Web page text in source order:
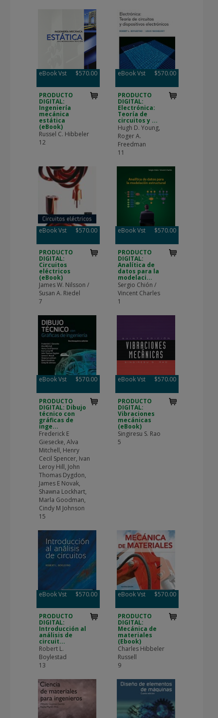
eBook Vst $570.00
PRODUCTO
DIGITAL:
Ingeniería
mecánica
estática
(eBook)
Russel C. Hibbeler
12
eBook Vst $570.00
PRODUCTO
DIGITAL:
Electrónica:
Teoría de
circuitos y ...
Hugh D. Young,
Roger A.
Freedman
11
eBook Vst $570.00
PRODUCTO
DIGITAL:
Circuitos
eléctricos
(eBook)
James W. Nilsson /
Susan A. Riedel
7
eBook Vst $570.00
PRODUCTO
DIGITAL:
Analítica de
datos para la
modelaci...
Sergio Chión /
Vincent Charles
1
eBook Vst $570.00
PRODUCTO
DIGITAL: Dibujo
técnico con
gráficas de
inge...
Frederick E
Giesecke, Alva
Mitchell, Henry
Cecil Spencer, Ivan
Leroy Hill, John
Thomas Dygdon,
James E Novak,
Shawna Lockhart,
Marla Goodman,
Cindy M Johnson
15
eBook Vst $570.00
PRODUCTO
DIGITAL:
Vibraciones
mecánicas
(eBook)
Singiresu S. Rao
5
eBook Vst $570.00
PRODUCTO
DIGITAL:
Introducción al
análisis de
circuit...
Robert L.
Boylestad
13
eBook Vst $570.00
PRODUCTO
DIGITAL:
Mecánica de
materiales
(Ebook)
Charles Hibbeler
Russell
9